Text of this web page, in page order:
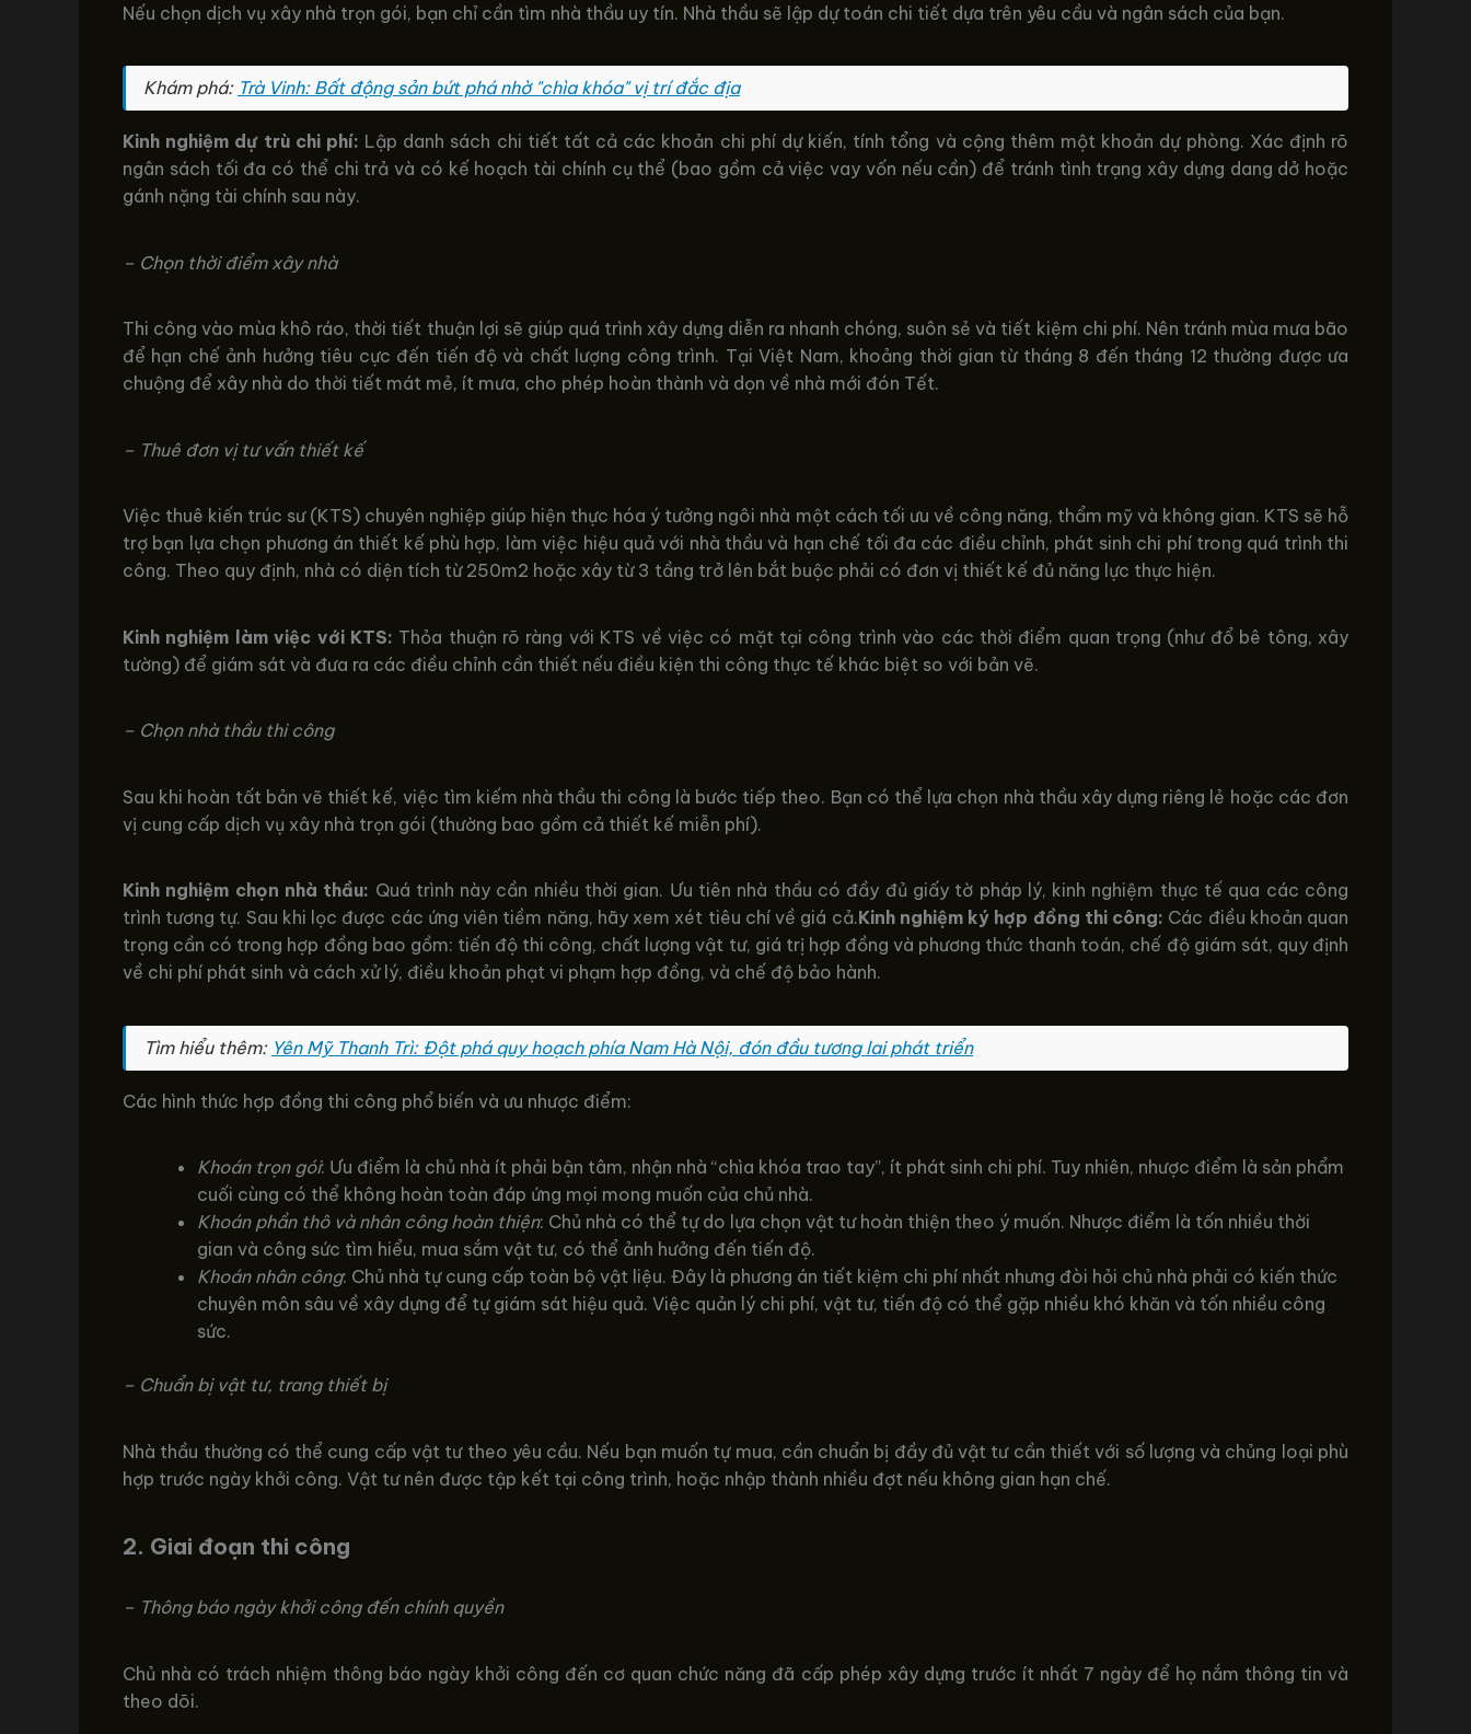
Nếu chọn dịch vụ xây nhà trọn gói, bạn chỉ cần tìm nhà thầu uy tín. Nhà thầu sẽ lập dự toán chi tiết dựa trên yêu cầu và ngân sách của bạn.
Khám phá: Trà Vinh: Bất động sản bứt phá nhờ "chìa khóa" vị trí đắc địa
Kinh nghiệm dự trù chi phí: Lập danh sách chi tiết tất cả các khoản chi phí dự kiến, tính tổng và cộng thêm một khoản dự phòng. Xác định rõ
ngân sách tối đa có thể chi trả và có kế hoạch tài chính cụ thể (bao gồm cả việc vay vốn nếu cần) để tránh tình trạng xây dựng dang dở hoặc
gánh nặng tài chính sau này.
– Chọn thời điểm xây nhà
Thi công vào mùa khô ráo, thời tiết thuận lợi sẽ giúp quá trình xây dựng diễn ra nhanh chóng, suôn sẻ và tiết kiệm chi phí. Nên tránh mùa mưa bão
để hạn chế ảnh hưởng tiêu cực đến tiến độ và chất lượng công trình. Tại Việt Nam, khoảng thời gian từ tháng 8 đến tháng 12 thường được ưa
chuộng để xây nhà do thời tiết mát mẻ, ít mưa, cho phép hoàn thành và dọn về nhà mới đón Tết.
– Thuê đơn vị tư vấn thiết kế
Việc thuê kiến trúc sư (KTS) chuyên nghiệp giúp hiện thực hóa ý tưởng ngôi nhà một cách tối ưu về công năng, thẩm mỹ và không gian. KTS sẽ hỗ
trợ bạn lựa chọn phương án thiết kế phù hợp, làm việc hiệu quả với nhà thầu và hạn chế tối đa các điều chỉnh, phát sinh chi phí trong quá trình thi
công. Theo quy định, nhà có diện tích từ 250m2 hoặc xây từ 3 tầng trở lên bắt buộc phải có đơn vị thiết kế đủ năng lực thực hiện.
Kinh nghiệm làm việc với KTS: Thỏa thuận rõ ràng với KTS về việc có mặt tại công trình vào các thời điểm quan trọng (như đổ bê tông, xây
tường) để giám sát và đưa ra các điều chỉnh cần thiết nếu điều kiện thi công thực tế khác biệt so với bản vẽ.
– Chọn nhà thầu thi công
Sau khi hoàn tất bản vẽ thiết kế, việc tìm kiếm nhà thầu thi công là bước tiếp theo. Bạn có thể lựa chọn nhà thầu xây dựng riêng lẻ hoặc các đơn
vị cung cấp dịch vụ xây nhà trọn gói (thường bao gồm cả thiết kế miễn phí).
Kinh nghiệm chọn nhà thầu: Quá trình này cần nhiều thời gian. Ưu tiên nhà thầu có đầy đủ giấy tờ pháp lý, kinh nghiệm thực tế qua các công
trình tương tự. Sau khi lọc được các ứng viên tiềm năng, hãy xem xét tiêu chí về giá cả.Kinh nghiệm ký hợp đồng thi công: Các điều khoản quan
trọng cần có trong hợp đồng bao gồm: tiến độ thi công, chất lượng vật tư, giá trị hợp đồng và phương thức thanh toán, chế độ giám sát, quy định
về chi phí phát sinh và cách xử lý, điều khoản phạt vi phạm hợp đồng, và chế độ bảo hành.
Tìm hiểu thêm: Yên Mỹ Thanh Trì: Đột phá quy hoạch phía Nam Hà Nội, đón đầu tương lai phát triển
Các hình thức hợp đồng thi công phổ biến và ưu nhược điểm:
Khoán trọn gói: Ưu điểm là chủ nhà ít phải bận tâm, nhận nhà “chìa khóa trao tay”, ít phát sinh chi phí. Tuy nhiên, nhược điểm là sản phẩm
cuối cùng có thể không hoàn toàn đáp ứng mọi mong muốn của chủ nhà.
Khoán phần thô và nhân công hoàn thiện: Chủ nhà có thể tự do lựa chọn vật tư hoàn thiện theo ý muốn. Nhược điểm là tốn nhiều thời
gian và công sức tìm hiểu, mua sắm vật tư, có thể ảnh hưởng đến tiến độ.
Khoán nhân công: Chủ nhà tự cung cấp toàn bộ vật liệu. Đây là phương án tiết kiệm chi phí nhất nhưng đòi hỏi chủ nhà phải có kiến thức
chuyên môn sâu về xây dựng để tự giám sát hiệu quả. Việc quản lý chi phí, vật tư, tiến độ có thể gặp nhiều khó khăn và tốn nhiều công
sức.
– Chuẩn bị vật tư, trang thiết bị
Nhà thầu thường có thể cung cấp vật tư theo yêu cầu. Nếu bạn muốn tự mua, cần chuẩn bị đầy đủ vật tư cần thiết với số lượng và chủng loại phù
hợp trước ngày khởi công. Vật tư nên được tập kết tại công trình, hoặc nhập thành nhiều đợt nếu không gian hạn chế.
2. Giai đoạn thi công
– Thông báo ngày khởi công đến chính quyền
Chủ nhà có trách nhiệm thông báo ngày khởi công đến cơ quan chức năng đã cấp phép xây dựng trước ít nhất 7 ngày để họ nắm thông tin và
theo dõi.